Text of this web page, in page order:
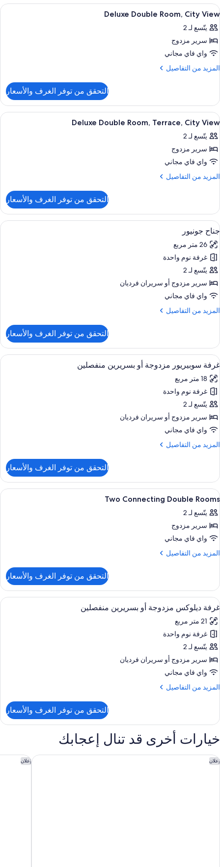
Junior
Suite
استعراض
جميع
صور
Deluxe
Double
Room,
أغطية فراش متميزة وميني بار وخزنة
7
Deluxe Double Room, City View
يتّسع لـ 2
سرير مزدوج
واي فاي مجاني
المزيد من التفاصيل
المزيد
Deluxe
Double
Room,
View
التحقق من توفر الغرف والأسعار
استعراض
جميع
صور
Deluxe
Double
Room,
View
2
Deluxe Double Room, Terrace, City View
يتّسع لـ 2
سرير مزدوج
واي فاي مجاني
المزيد من التفاصيل
المزيد
Deluxe
Double
Room,
Terrace,
City
View
التحقق من توفر الغرف والأسعار
استعراض
جميع
صور
جناح
جونيور
أغطية فراش متميزة وميني بار وخزنة
6
جناح جونيور
26 متر مربع
غرفة نوم واحدة
يتّسع لـ 2
سرير مزدوج‫‬ أو سريران فرديان
واي فاي مجاني
المزيد من التفاصيل
المزيد
جناح
جونيور
التحقق من توفر الغرف والأسعار
استعراض
جميع
صور
غرفة
سوبيريور
مزدوجة
أو
بسريرين
منفصلين
أغطية فراش متميزة وميني بار وخزنة
6
غرفة سوبيريور مزدوجة أو بسريرين منفصلين
18 متر مربع
غرفة نوم واحدة
يتّسع لـ 2
سرير مزدوج‫‬ أو سريران فرديان
واي فاي مجاني
المزيد من التفاصيل
المزيد
غرفة
سوبيريور
مزدوجة
بسريرين
منفصلين
التحقق من توفر الغرف والأسعار
استعراض
جميع
صور
Two
Connecting
Double
أغطية فراش متميزة وميني بار وخزنة
5
Two Connecting Double Rooms
يتّسع لـ 2
سرير مزدوج
واي فاي مجاني
المزيد من التفاصيل
المزيد
Two
Connecting
Double
Rooms
التحقق من توفر الغرف والأسعار
استعراض
جميع
صور
غرفة
ديلوكس
مزدوجة
أو
بسريرين
منفصلين
أغطية فراش متميزة وميني بار وخزنة
5
غرفة ديلوكس مزدوجة أو بسريرين منفصلين
21 متر مربع
غرفة نوم واحدة
يتّسع لـ 2
سرير مزدوج‫‬ أو سريران فرديان
واي فاي مجاني
المزيد من التفاصيل
المزيد
غرفة
ديلوكس
مزدوجة
بسريرين
منفصلين
التحقق من توفر الغرف والأسعار
خيارات أخرى قد تنال إعجابك
إعلان
دبل تري باي هيلتون ميلان إعلان
نوفوتيل